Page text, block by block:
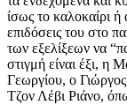
ίσως το καλοκαίρι ή
επιδόσεις του στο
των εξελίξεων να
στιγμή είναι έξι,
Γεωργίου, ο
Τζον Λέβι Ριάνο,